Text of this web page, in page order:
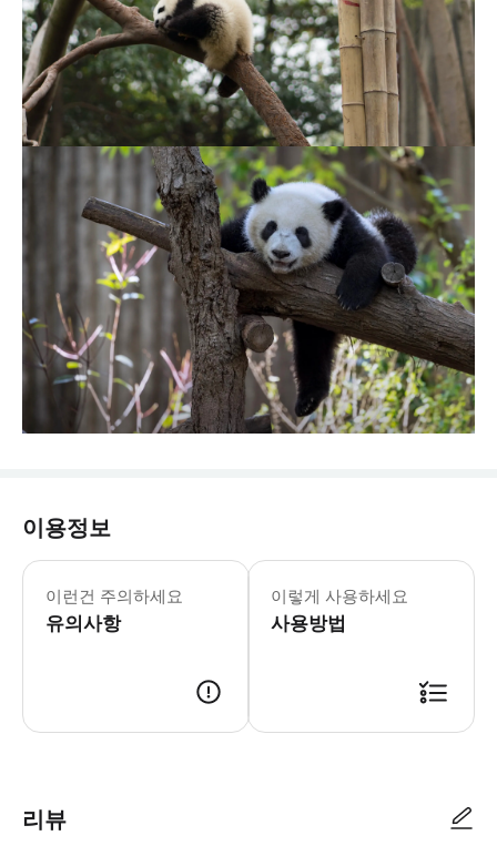
이용정보
이런건 주의하세요
유의사항
* 【연락 관련】 원활한 연락을 위해
▶영/일/한/태 가이드 동반 (입장권+
▶중국어 설명 프라이빗 투어 (입장
이렇게 사용하세요
사용방법
리뷰